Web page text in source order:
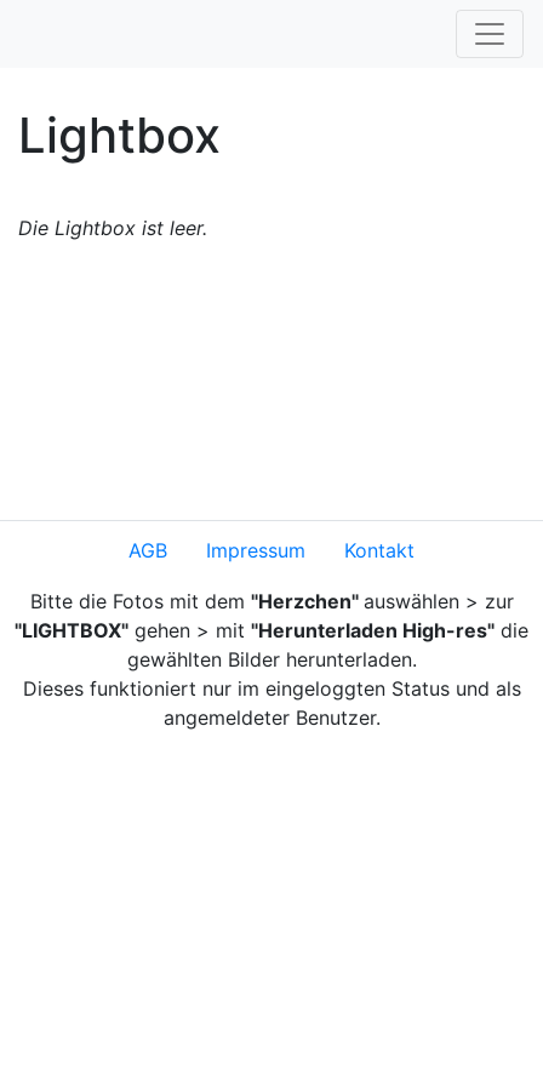
Lightbox
Die Lightbox ist leer.
AGB Impressum Kontakt
Bitte die Fotos mit dem "Herzchen" auswählen > zur
"LIGHTBOX" gehen > mit "Herunterladen High-res" die
gewählten Bilder herunterladen.
Dieses funktioniert nur im eingeloggten Status und als
angemeldeter Benutzer.